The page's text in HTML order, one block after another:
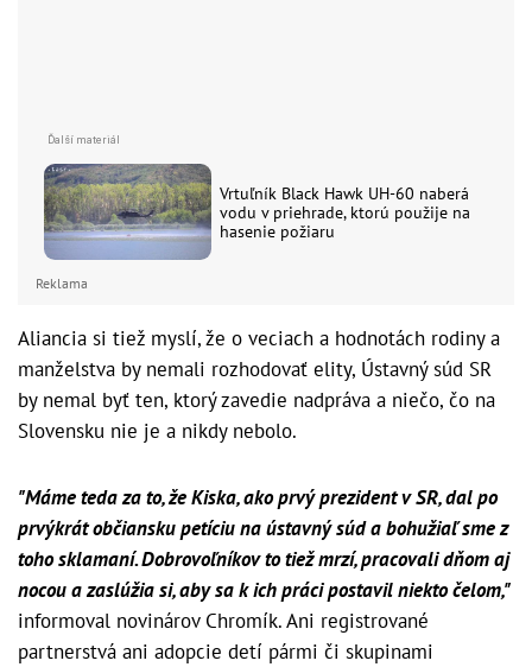
Vrtuľník Black Hawk UH-60 naberá
vodu v priehrade, ktorú použije na
hasenie požiaru
Reklama
Aliancia si tiež myslí, že o veciach a hodnotách rodiny a
manželstva by nemali rozhodovať elity, Ústavný súd SR
by nemal byť ten, ktorý zavedie nadpráva a niečo, čo na
Slovensku nie je a nikdy nebolo.
"Máme teda za to, že Kiska, ako prvý prezident v SR, dal po
prvýkrát občiansku petíciu na ústavný súd a bohužiaľ sme z
toho sklamaní. Dobrovoľníkov to tiež mrzí, pracovali dňom aj
nocou a zaslúžia si, aby sa k ich práci postavil niekto čelom,"
informoval novinárov Chromík. Ani registrované
partnerstvá ani adopcie detí pármi či skupinami